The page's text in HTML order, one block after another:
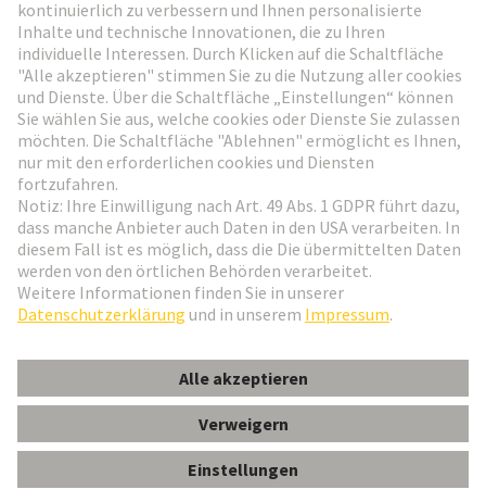
Han 16E F insert screw (17-32)
Weiter zur Anmeldung
Social Media
Österreich Deutsch
© HARTING Technologiegruppe
ImpressumDatenschutz-ErklärungCookie-Einstellungen
Kundeninformation